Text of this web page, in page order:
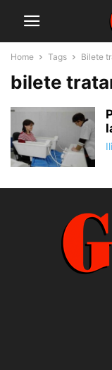
Home Tags Bilete
bilete